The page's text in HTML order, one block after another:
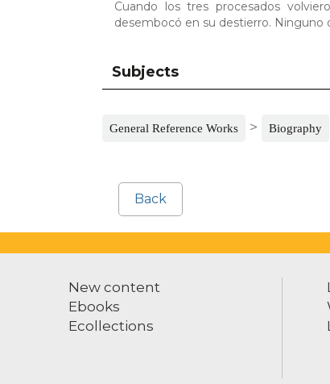
Cuando los tres procesados
desembocó en su destierro. Ninguno
Subjects
General Reference Works > Biography
Back
New content
Ebooks
Ecollections